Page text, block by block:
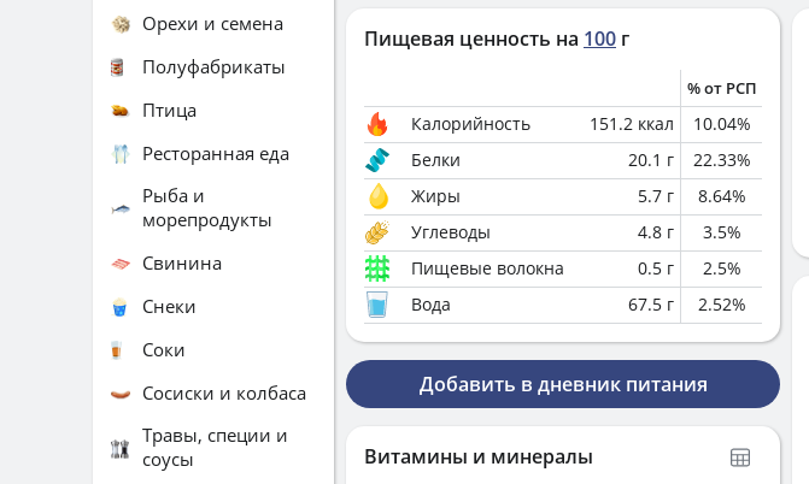
Пищевая ценность на 100 г
% от РСП
Калорийность 151.2 ккал 10.04%
Белки
20.1 г 22.33%
Жиры
5.7 г 8.64%
Углеводы
4.8 г 3.5%
Пищевые волокна
0.5 г 2.5%
Вода
67.5 г 2.52%
Добавить в дневник питания
Витамины и минералы
Орехи и семена
Полуфабрикаты
Птица
Ресторанная еда
Рыба и
морепродукты
Свинина
Снеки
Соки
Сосиски и колбаса
Травы, специи и
соусы